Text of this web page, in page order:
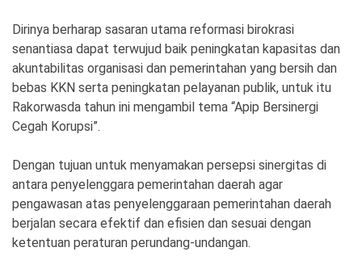
Dirinya berharap sasaran utama reformasi birokrasi
senantiasa dapat terwujud baik peningkatan kapasitas dan
akuntabilitas organisasi dan pemerintahan yang bersih dan
bebas KKN serta peningkatan pelayanan publik, untuk itu
Rakorwasda tahun ini mengambil tema “Apip Bersinergi
Cegah Korupsi”.
Dengan tujuan untuk menyamakan persepsi sinergitas di
antara penyelenggara pemerintahan daerah agar
pengawasan atas penyelenggaraan pemerintahan daerah
berjalan secara efektif dan efisien dan sesuai dengan
ketentuan peraturan perundang-undangan.